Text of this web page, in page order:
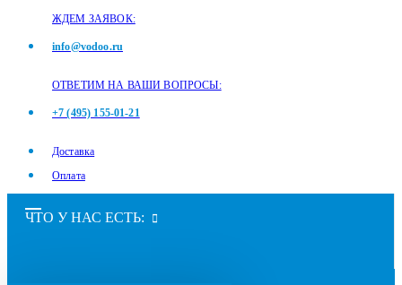
ЖДЕМ ЗАЯВОК:
info@vodoo.ru
ОТВЕТИМ НА ВАШИ ВОПРОСЫ:
+7 (495) 155-01-21
Доставка
Оплата
ЧТО У НАС ЕСТЬ: